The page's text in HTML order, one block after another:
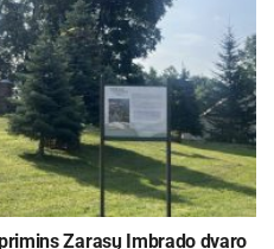
Zarasų Imbrado dvaro